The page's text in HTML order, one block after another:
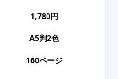
1,780円
A5判2色
160ページ